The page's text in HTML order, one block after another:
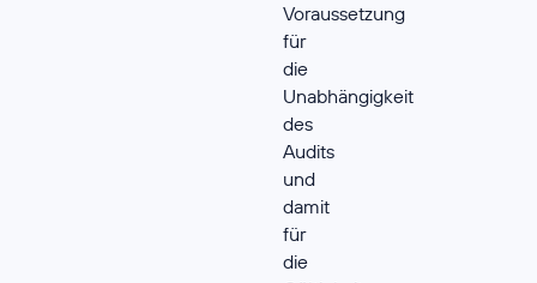
Voraussetzung
für
die
Unabhängigkeit
des
Audits
und
damit
für
die